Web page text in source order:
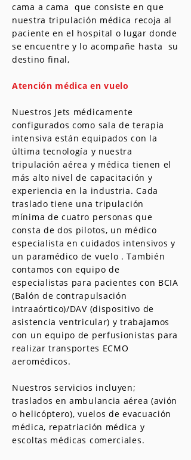
cama a cama que consiste en que
nuestra tripulación médica recoja al
paciente en el hospital o lugar donde
se encuentre y lo acompañe hasta su
destino final,
Atención médica en vuelo
Nuestros Jets médicamente
configurados como sala de terapia
intensiva están equipados con la
última tecnología y nuestra
tripulación aérea y médica tienen el
más alto nivel de capacitación y
experiencia en la industria. Cada
traslado tiene una tripulación
mínima de cuatro personas que
consta de dos pilotos, un médico
especialista en cuidados intensivos y
un paramédico de vuelo . También
contamos con equipo de
especialistas para pacientes con BCIA
(Balón de contrapulsación
intraaórtico)/DAV (dispositivo de
asistencia ventricular) y trabajamos
con un equipo de perfusionistas para
realizar transportes ECMO
aeromédicos.
Nuestros servicios incluyen;
traslados en ambulancia aérea (avión
o helicóptero), vuelos de evacuación
médica, repatriación médica y
escoltas médicas comerciales.